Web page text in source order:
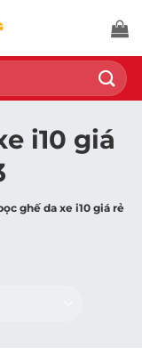
i10 giá
ghế da xe i10 giá rẻ